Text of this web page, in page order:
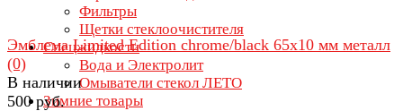
Фильтры
Щетки стеклоочистителя
Спецжидкости
Вода и Электролит
Омыватели стекол ЛЕТО
Зимние товары
Эмблема Limited Edition chrome/black 65х10 мм металл
(0)
В наличии
500 руб.